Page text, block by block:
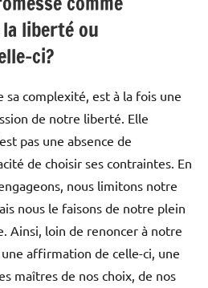
liberté ou
ci?
sa complexité, est à la fois une
de notre liberté. Elle
pas une absence de
de choisir ses contraintes. En
nous limitons notre
nous le faisons de notre plein
Ainsi, loin de renoncer à notre
affirmation de celle-ci, une
maîtres de nos choix, de nos